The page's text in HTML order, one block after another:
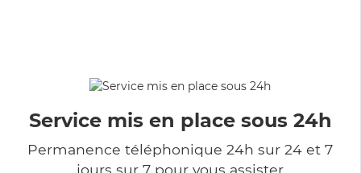
Service mis en place sous 24h
Permanence téléphonique 24h sur 24 et 7
jours sur 7 pour vous assister